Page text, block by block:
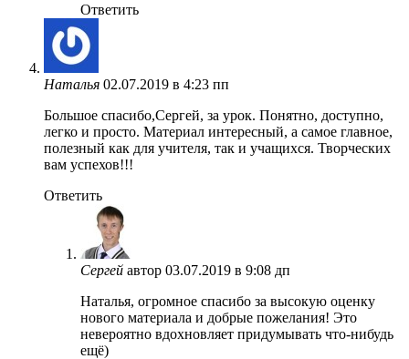
Ответить
Наталья 02.07.2019 в 4:23 пп
Большое спасибо,Сергей, за урок. Понятно, доступно,
легко и просто. Материал интересный, а самое главное,
полезный как для учителя, так и учащихся. Творческих
вам успехов!!!
Ответить
Сергей автор 03.07.2019 в 9:08 дп
Наталья, огромное спасибо за высокую оценку
нового материала и добрые пожелания! Это
невероятно вдохновляет придумывать что-нибудь
ещё)